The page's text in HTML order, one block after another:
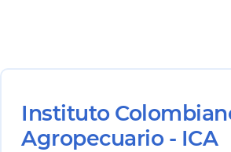
Instituto
Agropecuario - ICA